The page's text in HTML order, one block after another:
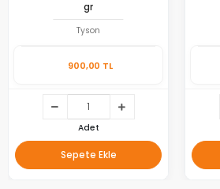
gr
Tyson
900,00 TL
Adet
Sepete Ekle